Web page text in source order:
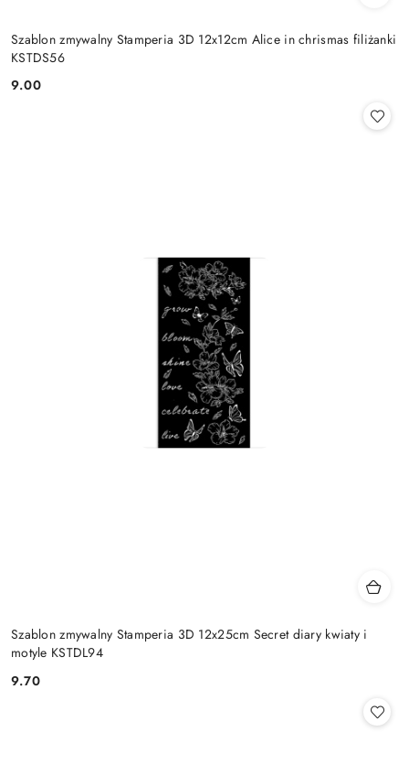
Szablon zmywalny Stamperia 3D 12x12cm Alice in chrismas filiżanki
KSTDS56
Cena:
9.00
Szablon zmywalny Stamperia 3D 12x25cm Secret diary kwiaty i
motyle KSTDL94
Cena:
9.70